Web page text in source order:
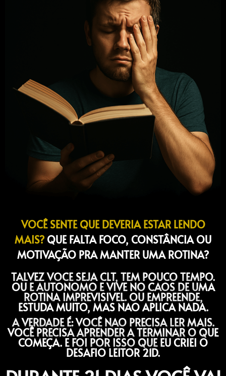
VOCÊ SENTE QUE DEVERIA ESTAR LENDO
MAIS? QUE FALTA FOCO, CONSTÂNCIA OU
MOTIVAÇÃO PRA MANTER UMA ROTINA?
TALVEZ VOCE SEJA CLT, TEM POUCO TEMPO.
OU E AUTONOMO E VIVE NO CAOS DE UMA
ROTINA IMPREVISIVEL. OU EMPREENDE,
ESTUDA MUITO, MAS NAO APLICA NADA.
A VERDADE É: VOCÊ NAO PRECISA LER MAIS.
VOCÊ PRECISA APRENDER A TERMINAR O QUE
COMEÇA. E FOI POR ISSO QUE EU CRIEI O
DESAFIO LEITOR 21D.